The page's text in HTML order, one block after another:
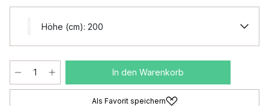
Höhe (cm): 200
In den Warenkorb
Als Favorit speichern